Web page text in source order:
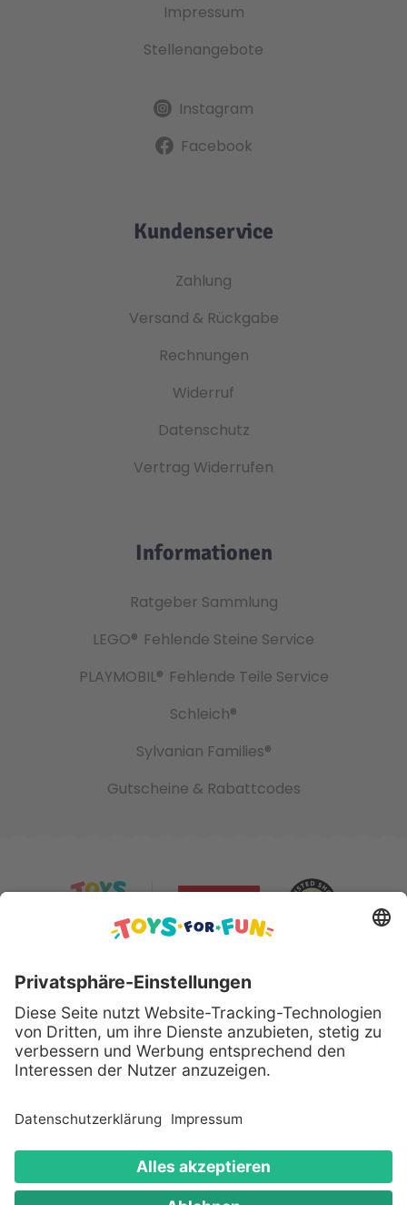
Impressum
Stellenangebote
Instagram
Facebook
Kundenservice
Zahlung
Versand & Rückgabe
Rechnungen
Widerruf
Datenschutz
Vertrag Widerrufen
Informationen
Ratgeber Sammlung
LEGO® Fehlende Steine Service
PLAYMOBIL® Fehlende Teile Service
Schleich®
Sylvanian Families®
Gutscheine & Rabattcodes
Sicher bezahlen mit:
Alle genannten Produkte und Logos sind eingetragene
Warenzeichen der jeweiligen Hersteller.
Copyright © 2008 - 2026 Toys for Fun GmbH - Alle
Rechte vorbehalten